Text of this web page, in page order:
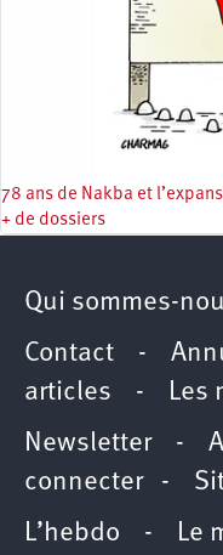
78 ans de Nakba et
+ de dossiers
Qui sommes-
Contact -
articles - Les
Newsletter-
connecter-
L’hebdo - Le